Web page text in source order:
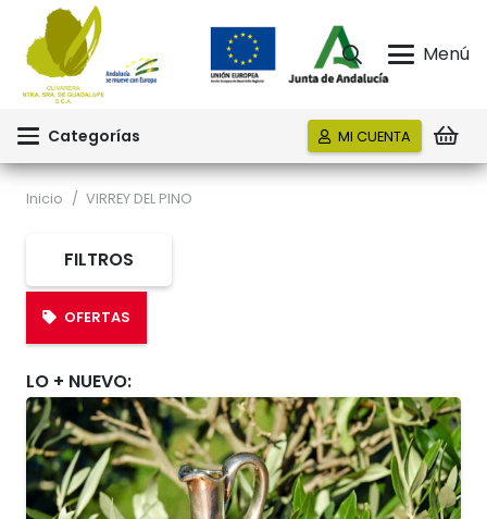
Menú
Categorías MI CUENTA
Inicio / VIRREY DEL PINO
FILTROS
OFERTAS
LO + NUEVO: